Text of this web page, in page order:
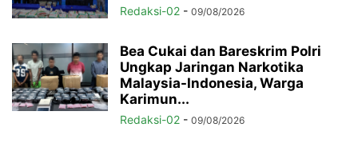
Redaksi-02 - 09/08/2026
Bea Cukai dan Bareskrim Polri
Ungkap Jaringan Narkotika
Malaysia-Indonesia, Warga
Karimun...
Redaksi-02 - 09/08/2026